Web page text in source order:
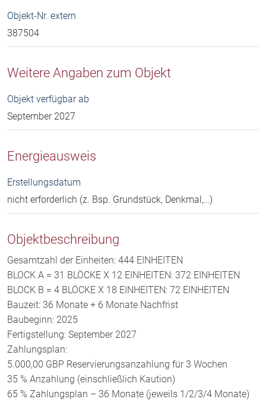
Objekt-Nr. extern
387504
Weitere Angaben zum Objekt
Objekt verfügbar ab
September 2027
Energieausweis
Erstellungsdatum
nicht erforderlich (z. Bsp. Grundstück, Denkmal,…)
Objektbeschreibung
Gesamtzahl der Einheiten: 444 EINHEITEN
BLOCK A = 31 BLÖCKE X 12 EINHEITEN: 372 EINHEITEN
BLOCK B = 4 BLÖCKE X 18 EINHEITEN: 72 EINHEITEN
Bauzeit: 36 Monate + 6 Monate Nachfrist
Baubeginn: 2025
Fertigstellung: September 2027
Zahlungsplan:
5.000,00 GBP Reservierungsanzahlung für 3 Wochen
35 % Anzahlung (einschließlich Kaution)
65 % Zahlungsplan – 36 Monate (jeweils 1/2/3/4 Monate)